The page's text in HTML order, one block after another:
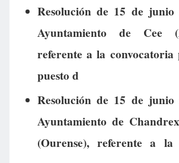
Resolución de 15 de
Ayuntamiento de Cee
referente a la
puesto d
Resolución de 15 de
Ayuntamiento de
(Ourense), referente a la